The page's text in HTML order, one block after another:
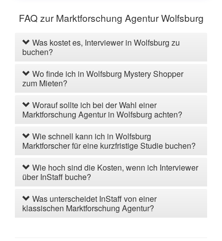
FAQ zur Marktforschung Agentur Wolfsburg
Was kostet es, Interviewer in Wolfsburg zu
buchen?
Wo finde ich in Wolfsburg Mystery Shopper
zum Mieten?
Worauf sollte ich bei der Wahl einer
Marktforschung Agentur in Wolfsburg achten?
Wie schnell kann ich in Wolfsburg
Marktforscher für eine kurzfristige Studie buchen?
Wie hoch sind die Kosten, wenn ich Interviewer
über InStaff buche?
Was unterscheidet InStaff von einer
klassischen Marktforschung Agentur?